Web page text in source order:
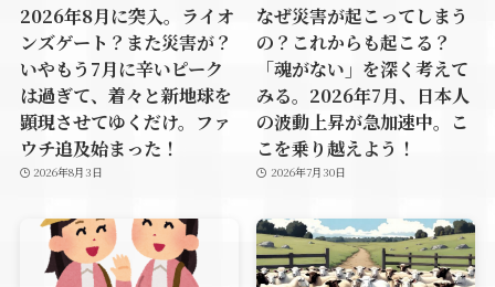
2026年8月に突入。ライオ
ンズゲート？また災害が？
いやもう7月に辛いピーク
は過ぎて、着々と新地球を
顕現させてゆくだけ。ファ
ウチ追及始まった！
2026年8月3日
なぜ災害が起こってしまう
の？これからも起こる？
「魂がない」を深く考えて
みる。2026年7月、日本人
の波動上昇が急加速中。こ
こを乗り越えよう！
2026年7月30日